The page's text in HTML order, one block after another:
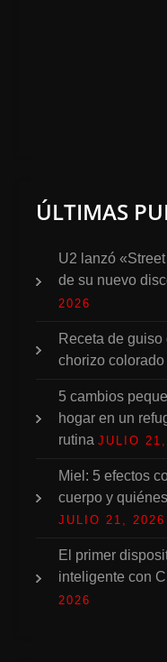
ÚLTIMAS
U2 lanzó
de su nuevo
2026
Receta de
chorizo colorado
5 cambios
hogar en un
rutina JULIO
Miel: 5 efectos
cuerpo y
JULIO 21, 2026
El primer
inteligente con
2026